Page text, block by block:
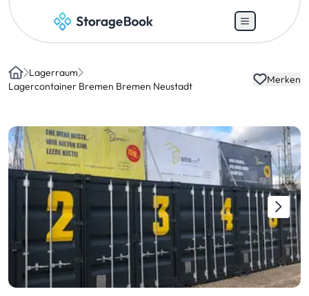
Home
Lagerraum
Lagercontainer Bremen Bremen Neustadt
Merken